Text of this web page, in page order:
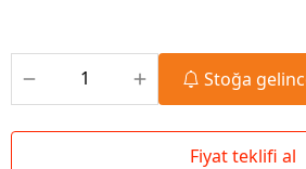
Stoğa
Fiyat teklifi al